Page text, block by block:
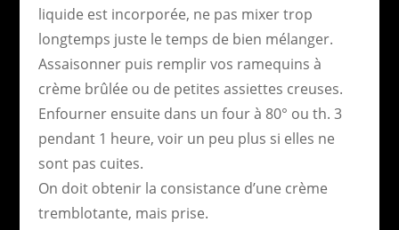
liquide est incorporée, ne pas mixer trop
longtemps juste le temps de bien mélanger.
Assaisonner puis remplir vos ramequins à
crème brûlée ou de petites assiettes creuses.
Enfourner ensuite dans un four à 80° ou th. 3
pendant 1 heure, voir un peu plus si elles ne
sont pas cuites.
On doit obtenir la consistance d’une crème
tremblotante, mais prise.